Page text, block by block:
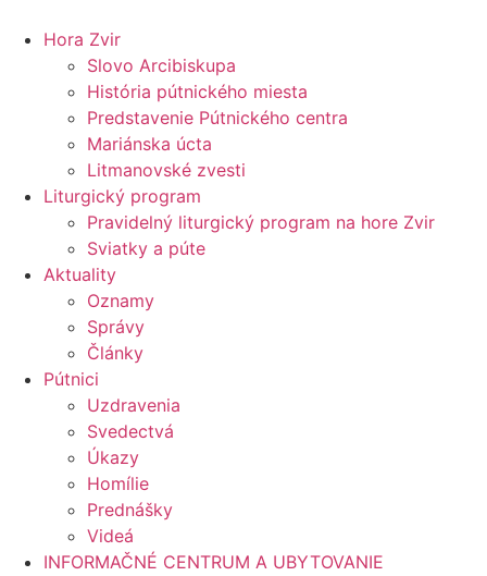
Hora Zvir
Slovo Arcibiskupa
História pútnického miesta
Predstavenie Pútnického centra
Mariánska úcta
Litmanovské zvesti
Liturgický program
Pravidelný liturgický program na hore Zvir
Sviatky a púte
Aktuality
Oznamy
Správy
Články
Pútnici
Uzdravenia
Svedectvá
Úkazy
Homílie
Prednášky
Videá
INFORMAČNÉ CENTRUM A UBYTOVANIE